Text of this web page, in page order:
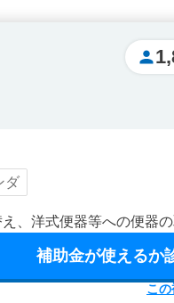
ダ
、洋式便器等への便器
補助金が使えるか
こ